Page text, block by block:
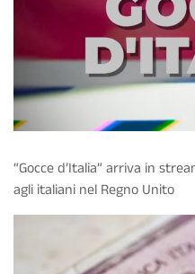
“Gocce d’Italia” arriva in
agli italiani nel Regno Unito